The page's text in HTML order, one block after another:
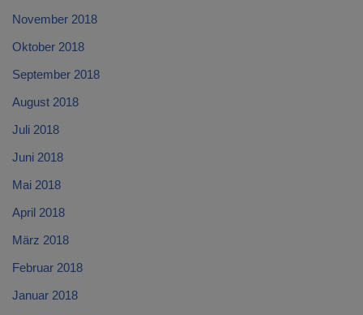
November 2018
Oktober 2018
September 2018
August 2018
Juli 2018
Juni 2018
Mai 2018
April 2018
März 2018
Februar 2018
Januar 2018